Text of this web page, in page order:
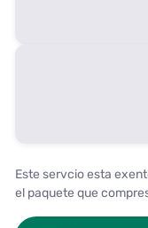
Este servcio esta
el paquete que